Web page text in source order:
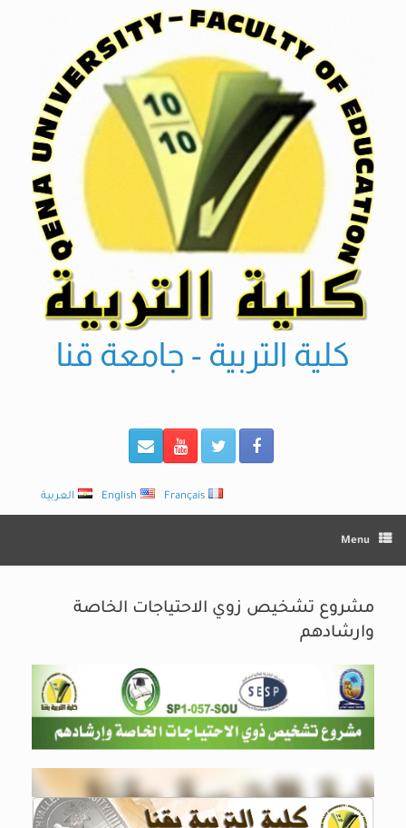
كلية التربية - جامعة قنا
العربية English Français
Menu
مشروع تشخيص زوي الاحتياجات الخاصة
وارشادهم